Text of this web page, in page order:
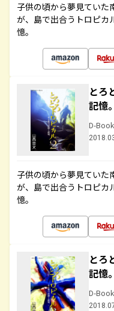
子供の頃から夢見ていた
が、島で出合うトロピカ
憶。
とろ
記憶
D-
子供の頃から夢見ていた
が、島で出合うトロピカ
憶。
とろ
記憶
D-